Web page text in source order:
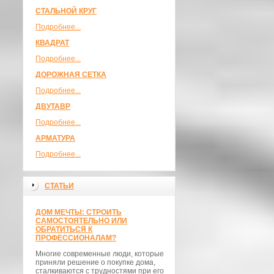
СТАЛЬНОЙ КРУГ
Подробнее...
КВАДРАТ
Подробнее...
ДОРОЖНАЯ СЕТКА
Подробнее...
ДВУТАВР
Подробнее...
АРМАТУРА
Подробнее...
СТАТЬИ
ДОМ МЕЧТЫ: СТРОИТЬ
САМОСТОЯТЕЛЬНО ИЛИ
ОБРАТИТЬСЯ К
ПРОФЕССИОНАЛАМ?
Многие современные люди, которые
приняли решение о покупке дома,
сталкиваются с трудностями при его